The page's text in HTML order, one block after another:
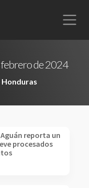
febrero de 2024
reporta un
procesados